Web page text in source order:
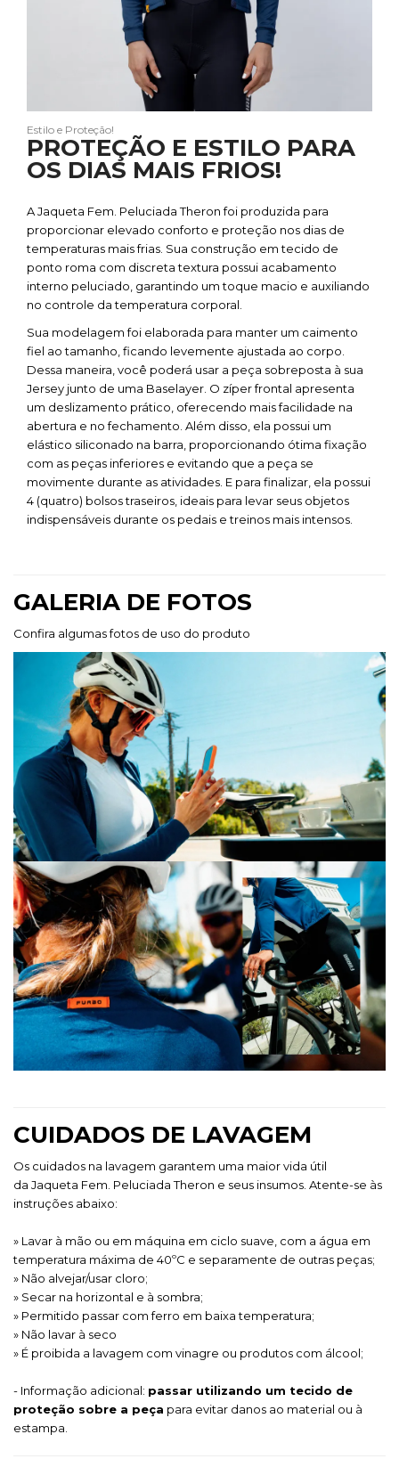
Estilo e Proteção!
PROTEÇÃO E ESTILO PARA
OS DIAS MAIS FRIOS!
A Jaqueta Fem. Peluciada Theron foi produzida para
proporcionar elevado conforto e proteção nos dias de
temperaturas mais frias. Sua construção em tecido de
ponto roma com discreta textura possui acabamento
interno peluciado, garantindo um toque macio e auxiliando
no controle da temperatura corporal.
Sua modelagem foi elaborada para manter um caimento
fiel ao tamanho, ficando levemente ajustada ao corpo.
Dessa maneira, você poderá usar a peça sobreposta à sua
Jersey junto de uma Baselayer. O zíper frontal apresenta
um deslizamento prático, oferecendo mais facilidade na
abertura e no fechamento. Além disso, ela possui um
elástico siliconado na barra, proporcionando ótima fixação
com as peças inferiores e evitando que a peça se
movimente durante as atividades. E para finalizar, ela possui
4 (quatro) bolsos traseiros, ideais para levar seus objetos
indispensáveis durante os pedais e treinos mais intensos.
GALERIA DE FOTOS
Confira algumas fotos de uso do produto
CUIDADOS DE LAVAGEM
Os cuidados na lavagem garantem uma maior vida útil
da Jaqueta Fem. Peluciada Theron e seus insumos. Atente-se às
instruções abaixo:
» Lavar à mão ou em máquina em ciclo suave, com a água em
temperatura máxima de 40ºC e separamente de outras peças;
» Não alvejar/usar cloro;
» Secar na horizontal e à sombra;
» Permitido passar com ferro em baixa temperatura;
» Não lavar à seco
» É proibida a lavagem com vinagre ou produtos com álcool;
- Informação adicional: passar utilizando um tecido de
proteção sobre a peça para evitar danos ao material ou à
estampa.